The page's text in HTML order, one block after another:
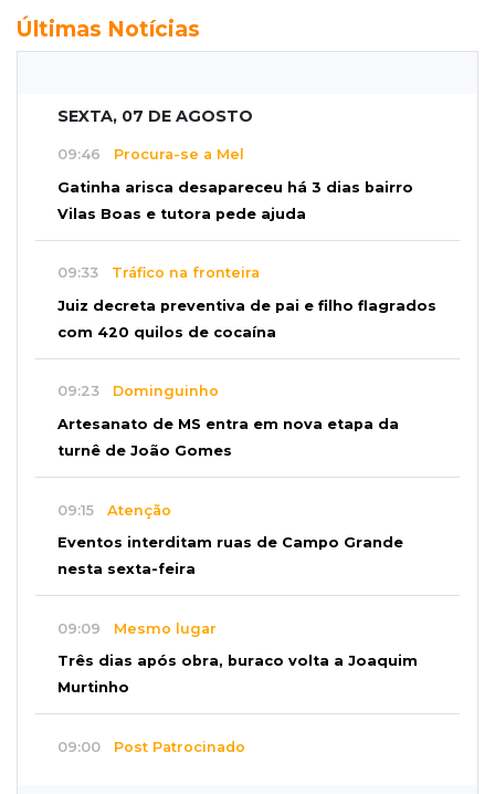
Últimas Notícias
SEXTA, 07 DE AGOSTO
09:46 Procura-se a Mel
Gatinha arisca desapareceu há 3 dias bairro
Vilas Boas e tutora pede ajuda
09:33 Tráfico na fronteira
Juiz decreta preventiva de pai e filho flagrados
com 420 quilos de cocaína
09:23 Dominguinho
Artesanato de MS entra em nova etapa da
turnê de João Gomes
09:15 Atenção
Eventos interditam ruas de Campo Grande
nesta sexta-feira
09:09 Mesmo lugar
Três dias após obra, buraco volta a Joaquim
Murtinho
09:00 Post Patrocinado